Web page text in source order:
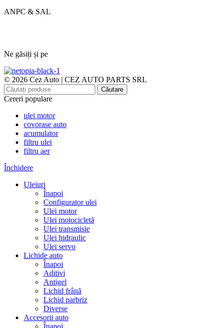
ANPC & SAL
Ne găsiți și pe
© 2026 Cez Auto | CEZ AUTO PARTS SRL
Căutare
Cereri populare
ulei motor
covorase auto
acumulator
filtru ulei
filtru aer
Închidere
Uleiuri
Înapoi
Configurator ulei
Ulei motor
Ulei motocicletă
Ulei transmisie
Ulei hidraulic
Ulei servo
Lichide auto
Înapoi
Aditivi
Antigel
Lichid frână
Lichid parbriz
Diverse
Accesorii auto